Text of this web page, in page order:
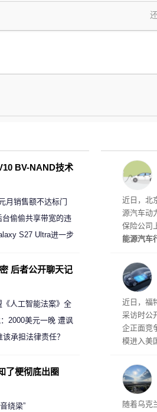
近日，北
源汽车动
保险公司
能源汽车
近日，福
采访时公
企正面竞
模进入美
随着乌克
BV-NAND技术
月销售额不达标门
偷偷共享带宽的违
S27 Ultra进一步
后者公开聊天记
人工智能法案》全
2000美元一晚 遭讽
承担法律责任？
了梗彻底出圈
绕梁”